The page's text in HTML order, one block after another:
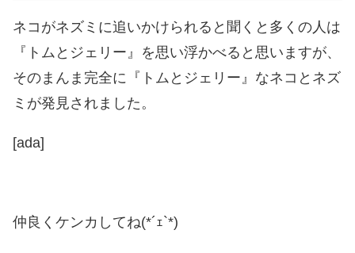
ネコがネズミに追いかけられると聞くと多くの人は
『トムとジェリー』を思い浮かべると思いますが、
そのまんま完全に『トムとジェリー』なネコとネズ
ミが発見されました。
[ada]
仲良くケンカしてね(*´ｪ`*)